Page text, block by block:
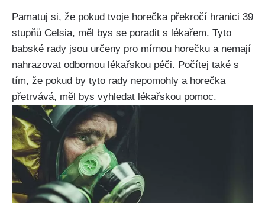
Pamatuj si, že pokud tvoje horečka překročí hranici 39
stupňů Celsia, měl ‌bys se poradit s lékařem. Tyto
babské rady jsou určeny pro​ mírnou horečku a nemají
nahrazovat‌ odbornou lékařskou péči. Počítej‍ také s
tím, že pokud by tyto rady nepomohly a horečka
přetrvává, měl bys⁣ vyhledat lékařskou pomoc.